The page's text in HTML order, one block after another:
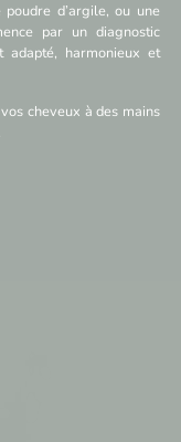
d’argile, ou une
par un diagnostic
adapté, harmonieux et
cheveux à des mains